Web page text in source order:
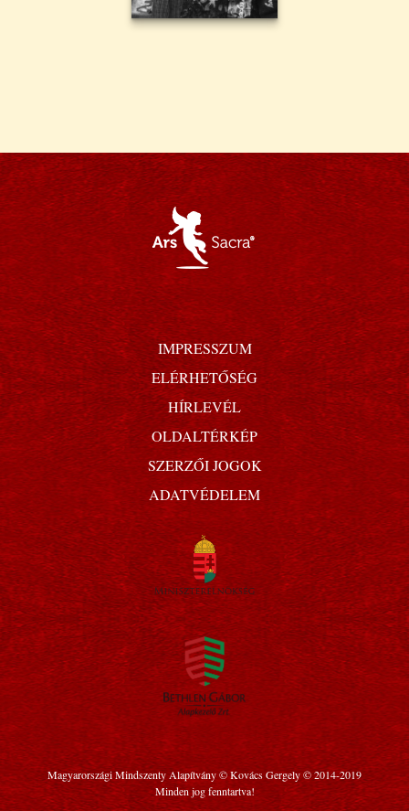
IMPRESSZUM
ELÉRHETŐSÉG
HÍRLEVÉL
OLDALTÉRKÉP
SZERZŐI JOGOK
ADATVÉDELEM
Magyarországi Mindszenty Alapítvány © Kovács Gergely © 2014-2019
Minden jog fenntartva!